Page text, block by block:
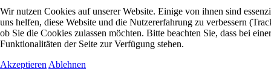
Wir nutzen Cookies auf unserer Website. Einige von ihnen sind
uns helfen, diese Website und die Nutzererfahrung zu verbessern
ob Sie die Cookies zulassen möchten. Bitte beachten Sie, dass bei
Funktionalitäten der Seite zur Verfügung stehen.
Akzeptieren Ablehnen